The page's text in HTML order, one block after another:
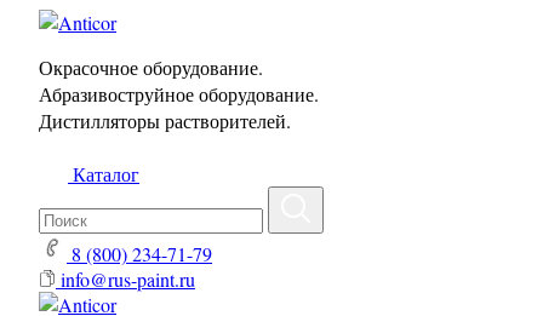
Окрасочное оборудование.
Абразивоструйное оборудование.
Дистилляторы растворителей.
Каталог
8 (800) 234-71-79
info@rus-paint.ru